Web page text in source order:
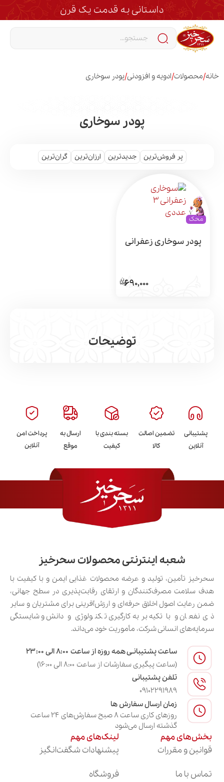
داستانی به قدمت یک قرن
خانه/محصولات/ادویه و افزودنی/پودر سوخاری
پودر سوخاری
پر فروش‌ترین جدیدترین ارزان‌ترین گران‌ترین
محک
پودر سوخاری زعفرانی
690,000
توضیحات
پشتیبانی
آنلاین
تضمین اصالت
کالا
بسته بندی با
کیفیت
ارسال به
موقع
پرداخت امن
آنلاین
شعبه اینترنتی محصولات سحرخیز
سحرخیز تأمین، تولید و عرضه محصولات غذایی ایمن و با کیفیت با
هدف سلامت مصرف‌کنندگان و ارتقای رقابت‌پذیری در سطح جهانی،
ضمن رعایت اصول اخلاق حرفه‌ای و ارزش‌آفرینی برای مشتریان و سایر
ذی‌نفعان و با تکیه بر به‌کارگیری تکنولوژی و دانش و شایستگی
سرمایه‌های انسانی شرکت، مأموریت خود می‌داند.
ساعت پشتیبانـی همه روزه از ساعت ۸:۰۰ الی ۲۳:۰۰
(ساعت پیگیری سفارشات از ساعت ۸:۰۰ الی ۱۶:۰۰)
تلفن پشتیبانی
09102291989
زمان ارسال سفارش ها
روزهای کاری ساعت ۸ صبح سفارش‌های ۲۴ ساعت
گذشته ارسال می‌شود
بخش‌های مهم
قوانین و مقررات
تماس با ما
لینک‌های مهم
پیشنهادات شگفت‌انگیز
فروشگاه